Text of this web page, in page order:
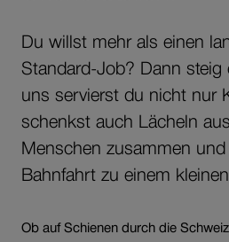
Du willst mehr als einen
Standard-Job? Dann steig
uns servierst du nicht nur
schenkst auch Lächeln
Menschen zusammen
Bahnfahrt zu einem
Ob auf Schienen durch die